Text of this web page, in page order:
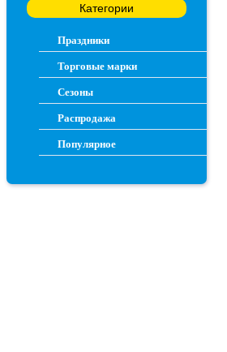
Категории
Праздники
Торговые марки
Сезоны
Распродажа
Популярное